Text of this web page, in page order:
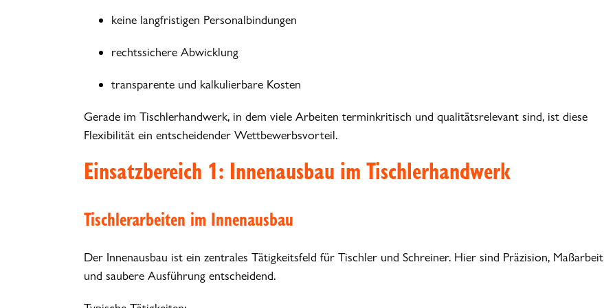
keine langfristigen Personalbindungen
rechtssichere Abwicklung
transparente und kalkulierbare Kosten
Gerade im Tischlerhandwerk, in dem viele Arbeiten terminkritisch und qualitätsrelevant sind, ist diese
Flexibilität ein entscheidender Wettbewerbsvorteil.
Einsatzbereich 1: Innenausbau im Tischlerhandwerk
Tischlerarbeiten im Innenausbau
Der Innenausbau ist ein zentrales Tätigkeitsfeld für Tischler und Schreiner. Hier sind Präzision, Maßarbeit
und saubere Ausführung entscheidend.